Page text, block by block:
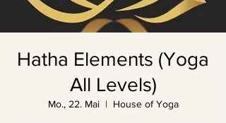
Hatha Elements (Yoga
All Levels)
Mo., 22. Mai
  |
House of Yoga